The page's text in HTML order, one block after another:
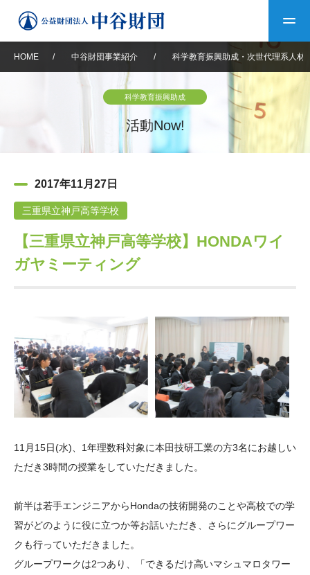
中谷財団について
設立趣意書
沿革 40年史デジタルブック
公開情報
年報一覧 中谷財団レポート
中谷財団事業紹介
神戸賞 長期大型研究助成
国際学生交流プログラ
科学教育振興助成・
次世代理系人材育成プ
中谷財団動画紹介
その他情報
アクセス よくあるご質問
サイトマップ 中谷財団アーカイブ
日本語 English マイページ
HOME / 中谷財団事業紹介 / 科学教育振興助成・次世代理系人材
科学教育振興助成
活動Now!
2017年11月27日
三重県立神戸高等学校
【三重県立神戸高等学校】HONDAワイ
ガヤミーティング
11月15日(水)、1年理数科対象に本田技研工業の方3名にお越しい
ただき3時間の授業をしていただきました。
前半は若手エンジニアからHondaの技術開発のことや高校での学
習がどのように役に立つか等お話いただき、さらにグループワー
クも行っていただきました。
グループワークは2つあり、「できるだけ高いマシュマロタワー